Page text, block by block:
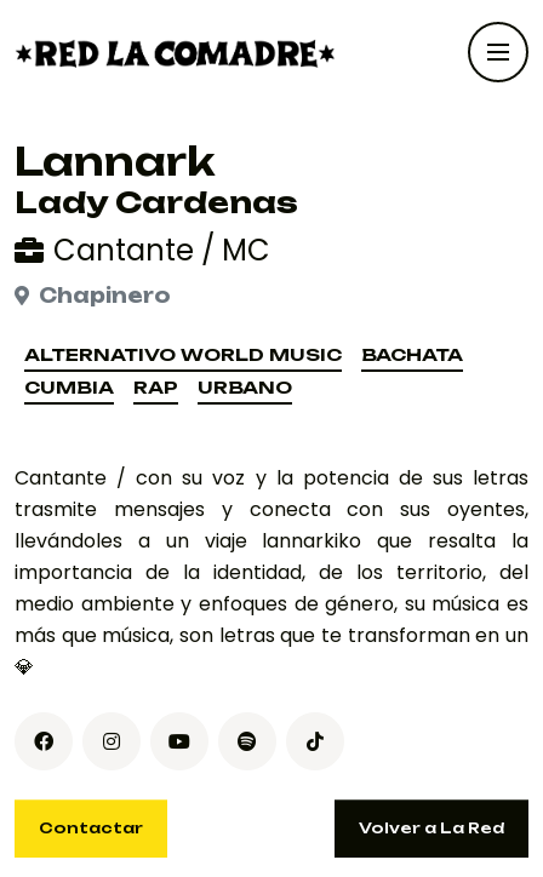
Lannark
Lady Cardenas
Cantante / MC
Chapinero
ALTERNATIVO WORLD MUSIC
ALTERNATIVO WORLD MUSIC
BACHATA
BACHATA
CUMBIA
CUMBIA
RAP
RAP
URBANO
URBANO
Cantante / con su voz y la potencia de sus letras
trasmite mensajes y conecta con sus oyentes,
llevándoles a un viaje lannarkiko que resalta la
importancia de la identidad, de los territorio, del
medio ambiente y enfoques de género, su música es
más que música, son letras que te transforman en un
💎
Contactar
Volver a La Red